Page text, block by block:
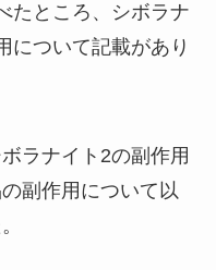
たところ、シボラナ
について記載があり
ラナイト2の副作用
副作用について以